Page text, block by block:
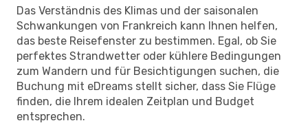
Das Verständnis des Klimas und der saisonalen
Schwankungen von Frankreich kann Ihnen helfen,
das beste Reisefenster zu bestimmen. Egal, ob Sie
perfektes Strandwetter oder kühlere Bedingungen
zum Wandern und für Besichtigungen suchen, die
Buchung mit eDreams stellt sicher, dass Sie Flüge
finden, die Ihrem idealen Zeitplan und Budget
entsprechen.